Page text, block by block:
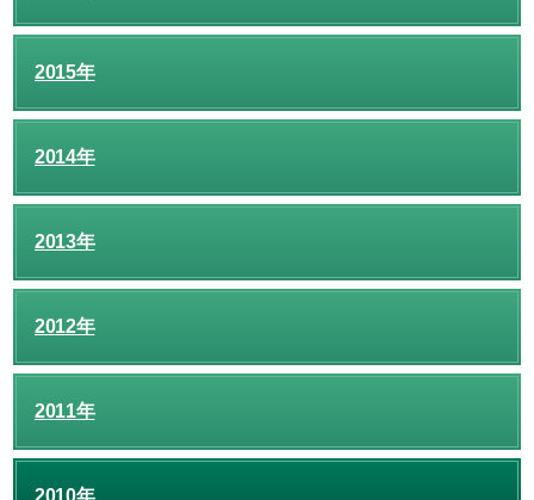
2015年
2014年
2013年
2012年
2011年
2010年